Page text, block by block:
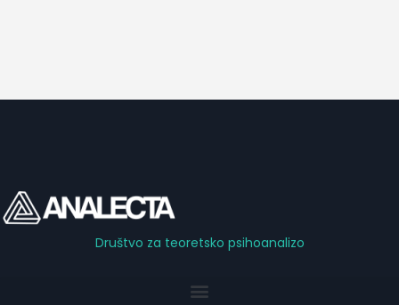
Društvo za teoretsko psihoanalizo